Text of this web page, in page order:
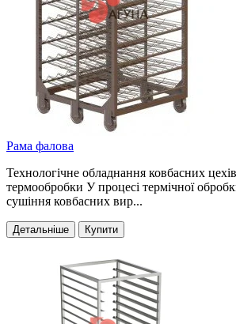
Рама фалова
Технологічне обладнання ковбасних
термообробки У процесі термічної
сушіння ковбасних вир...
Детальніше Купити